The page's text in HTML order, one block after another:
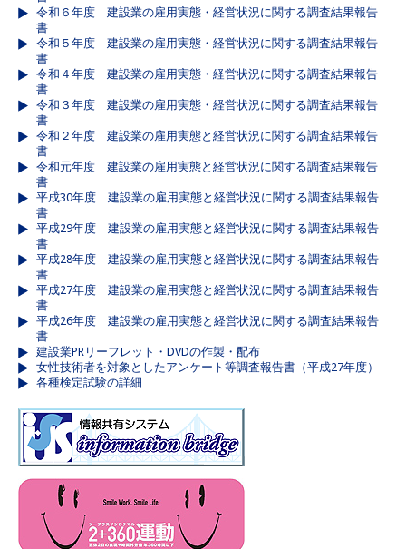
令和６年度 建設業の雇用実態・経営状況に関する調査結果報告
書
令和５年度 建設業の雇用実態・経営状況に関する調査結果報告
書
令和４年度 建設業の雇用実態・経営状況に関する調査結果報告
書
令和３年度 建設業の雇用実態・経営状況に関する調査結果報告
書
令和２年度 建設業の雇用実態と経営状況に関する調査結果報告
書
令和元年度 建設業の雇用実態と経営状況に関する調査結果報告
書
平成30年度 建設業の雇用実態と経営状況に関する調査結果報告
書
平成29年度 建設業の雇用実態と経営状況に関する調査結果報告
書
平成28年度 建設業の雇用実態と経営状況に関する調査結果報告
書
平成27年度 建設業の雇用実態と経営状況に関する調査結果報告
書
平成26年度 建設業の雇用実態と経営状況に関する調査結果報告
書
建設業PRリーフレット・DVDの作製・配布
女性技術者を対象としたアンケート等調査報告書（平成27年度）
各種検定試験の詳細